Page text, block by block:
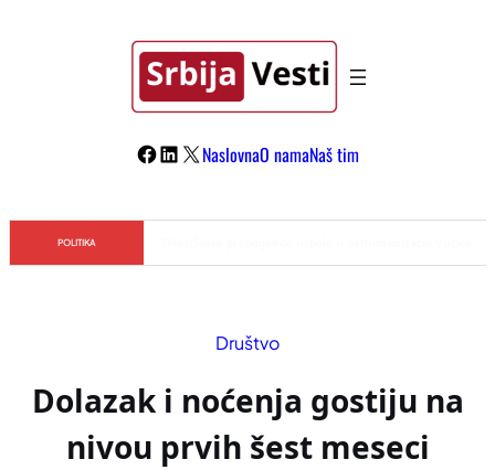
Facebook
LinkedIn
X NaslovnaO namaNaš tim
POLITIKA
Društvo
Dolazak i noćenja gostiju na
nivou prvih šest meseci